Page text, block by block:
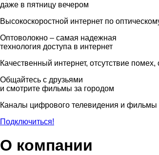
даже в пятницу вечером
Высокоскоростной интернет по
Оптоволокно – самая надежная
технология доступа в интернет
Качественный интернет, отсутствие помех,
Общайтесь с друзьями
и смотрите фильмы за городом
Каналы цифрового телевидения и фильмы
Подключиться!
О компании